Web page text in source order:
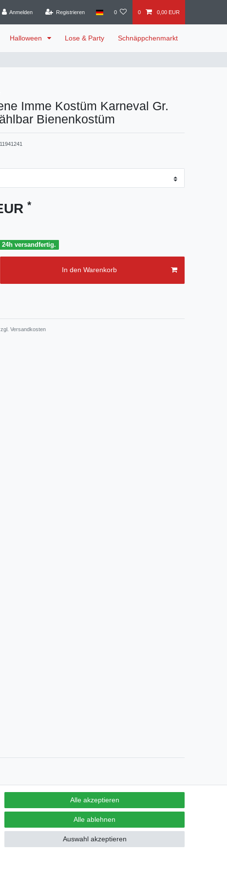
Anmelden Registrieren 0 0 0,00 EUR
Halloween Lose & Party Schnäppchenmarkt
Imme Kostüm Karneval Gr.
Bienenkostüm
*
24h versandfertig.
In den Warenkorb
Versandkosten
Alle akzeptieren
Alle ablehnen
Auswahl akzeptieren